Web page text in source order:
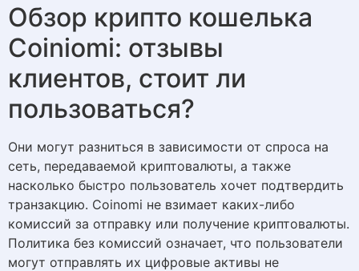
Обзор крипто кошелька
Coiniomi: отзывы
клиентов, стоит ли
пользоваться?
Они могут разниться в зависимости от спроса на
сеть, передаваемой криптовалюты, а также
насколько быстро пользователь хочет подтвердить
транзакцию. Coinomi не взимает каких-либо
комиссий за отправку или получение криптовалюты.
Политика без комиссий означает, что пользователи
могут отправлять их цифровые активы не